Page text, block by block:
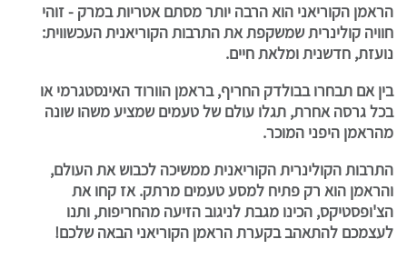
הראמן הקוריאני הוא הרבה יותר מסתם אטריות במרק - זוהי
חוויה קולינרית שמשקפת את התרבות הקוריאנית העכשווית:
נועזת, חדשנית ומלאת חיים.
בין אם תבחרו בבולדק החריף, בראמן הוורוד האינסטגרמי או
בכל גרסה אחרת, תגלו עולם של טעמים שמציע משהו שונה
מהראמן היפני המוכר.
התרבות הקולינרית הקוריאנית ממשיכה לכבוש את העולם,
והראמן הוא רק פתיח למסע טעמים מרתק. אז קחו את
הצ'ופסטיקס, הכינו מגבת לניגוב הזיעה מהחריפות, ותנו
לעצמכם להתאהב בקערת הראמן הקוריאני הבאה שלכם!